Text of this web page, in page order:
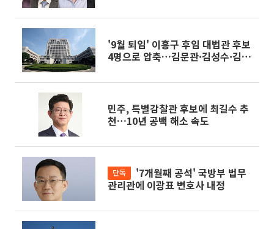
'9월 퇴임' 이흥구 후임 대법관 후보
4명으로 압축…김문관·김성수·김
민주, 특별감찰관 후보에 최길수 추
천…10년 공백 해소 속도
단독
관리관에 이광표 변호사 내정